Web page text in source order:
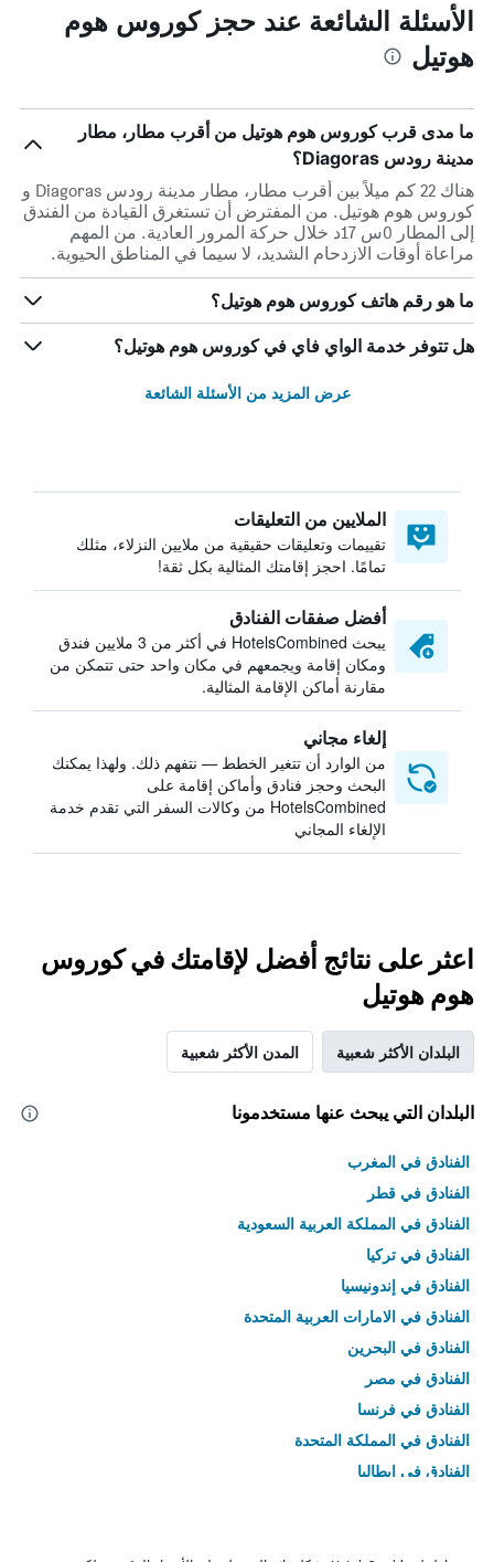
الأسئلة الشائعة عند حجز كوروس هوم
هوتيل
ما مدى قرب كوروس هوم هوتيل من أقرب مطار، مطار
مدينة رودس Diagoras؟
هناك 22 كم ميلاً بين أقرب مطار، مطار مدينة رودس Diagoras و
كوروس هوم هوتيل. من المفترض أن تستغرق القيادة من الفندق
إلى المطار 0س 17د خلال حركة المرور العادية. من المهم
مراعاة أوقات الازدحام الشديد، لا سيما في المناطق الحيوية.
ما هو رقم هاتف كوروس هوم هوتيل؟
هل تتوفر خدمة الواي فاي في كوروس هوم هوتيل؟
عرض المزيد من الأسئلة الشائعة
الملايين من التعليقات
تقييمات وتعليقات حقيقية من ملايين النزلاء، مثلك
تمامًا. احجز إقامتك المثالية بكل ثقة!
أفضل صفقات الفنادق
يبحث HotelsCombined في أكثر من 3 ملايين فندق
ومكان إقامة ويجمعهم في مكان واحد حتى تتمكن من
مقارنة أماكن الإقامة المثالية.
إلغاء مجاني
من الوارد أن تتغير الخطط — نتفهم ذلك. ولهذا يمكنك
البحث وحجز فنادق وأماكن إقامة على
HotelsCombined من وكالات السفر التي تقدم خدمة
الإلغاء المجاني
اعثر على نتائج أفضل لإقامتك في كوروس
هوم هوتيل
البلدان الأكثر شعبية المدن الأكثر شعبية
البلدان التي يبحث عنها مستخدمونا
الفنادق في المغرب
الفنادق في قطر
الفنادق في المملكة العربية السعودية
الفنادق في تركيا
الفنادق في إندونيسيا
الفنادق في الامارات العربية المتحدة
الفنادق في البحرين
الفنادق في مصر
الفنادق في فرنسا
الفنادق في المملكة المتحدة
الفنادق في إيطاليا